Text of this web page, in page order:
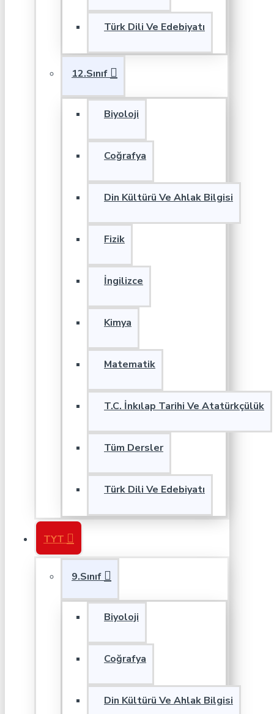
Türk Dili Ve Edebiyatı
12.Sınıf
Biyoloji
Coğrafya
Din Kültürü Ve Ahlak Bilgisi
Fizik
İngilizce
Kimya
Matematik
T.C. İnkılap Tarihi Ve Atatürkçülük
Tüm Dersler
Türk Dili Ve Edebiyatı
TYT
9.Sınıf
Biyoloji
Coğrafya
Din Kültürü Ve Ahlak Bilgisi